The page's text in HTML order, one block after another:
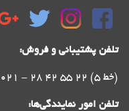
تلفن پشتیبانی و فروش:
021 - 28 42 55 22 (5 خط)
تلفن امور نمایندگی‌ها: